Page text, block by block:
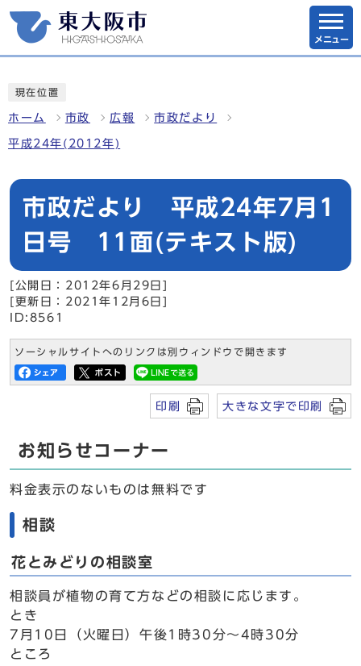
メニュー
現在位置
ホーム 市政 広報 市政だより
平成24年(2012年)
市政だより 平成24年7月1
日号 11面(テキスト版)
[公開日：2012年6月29日]
[更新日：2021年12月6日]
ID:8561
ソーシャルサイトへのリンクは別ウィンドウで開きます
印刷 大きな文字で印刷
お知らせコーナー
料金表示のないものは無料です
相談
花とみどりの相談室
相談員が植物の育て方などの相談に応じます。
とき
7月10日（火曜日）午後1時30分～4時30分
ところ